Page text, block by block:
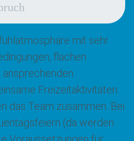
mit sehr
flachen
ansprechenden
Freizeitaktivitäten
das Team zusammen. Bei
(da werden